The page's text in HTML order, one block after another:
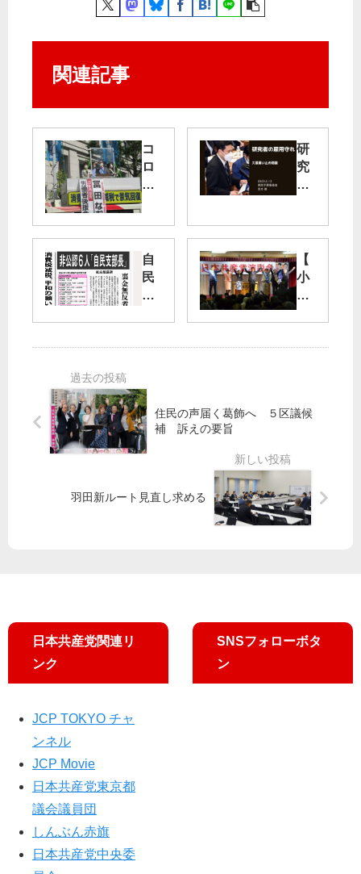
関連記事
コ
ロ
ナ
に
全
力
労
働
援
会
五
止
研
究
者
用
守
れ
宮
本
徹
衆
、
だ
す
自
民
非
６
自
民
支
部
」
【
小
平
市
演
宮
吉
良
氏
ら
ば
し
、
住民の声届く葛飾へ ５区議候
補 訴えの要旨
羽田新ルート見直し求める
日本共産党関連リ
ンク
JCP TOKYO チャ
ンネル
JCP Movie
日本共産党東京都
議会議員団
しんぶん赤旗
日本共産党中央委
SNSフォローボタ
ン